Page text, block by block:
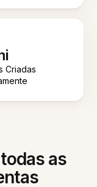
Criadas
as